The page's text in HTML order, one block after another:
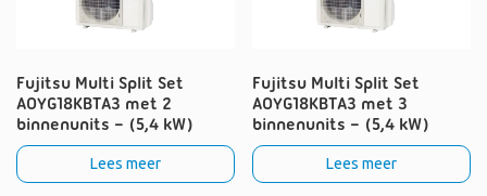
Fujitsu Multi Split Set
AOYG18KBTA3 met 2
binnenunits – (5,4 kW)
Lees meer
Fujitsu Multi Split Set
AOYG18KBTA3 met 3
binnenunits – (5,4 kW)
Lees meer